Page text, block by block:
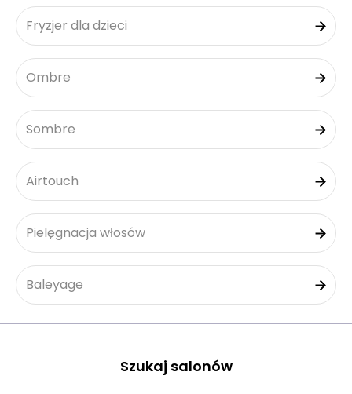
Fryzjer dla dzieci
Ombre
Sombre
Airtouch
Pielęgnacja włosów
Baleyage
Szukaj salonów